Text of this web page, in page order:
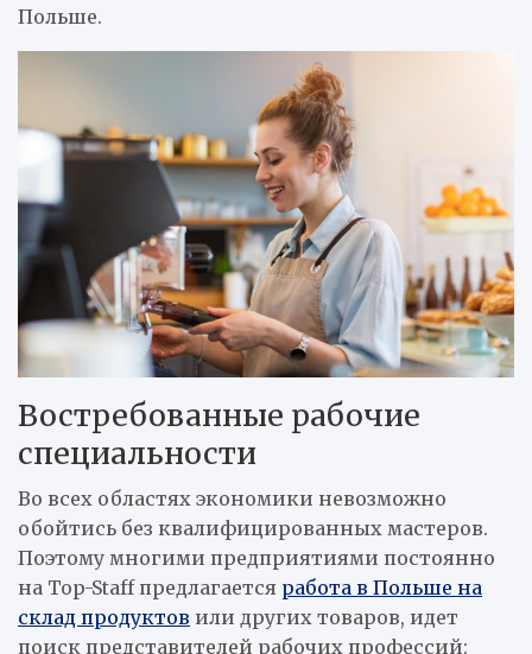
Польше.
Востребованные рабочие
специальности
Во всех областях экономики невозможно
обойтись без квалифицированных мастеров.
Поэтому многими предприятиями постоянно
на Top-Staff предлагается работа в Польше на
склад продуктов или других товаров, идет
поиск представителей рабочих профессий: